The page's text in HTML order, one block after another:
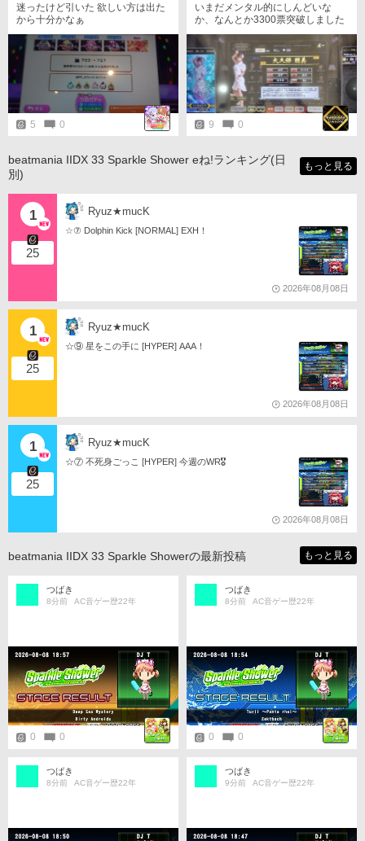
迷ったけど引いた 欲しい方は出た
から十分かなぁ
5 0
いまだメンタル的にしんどいな
か、なんとか3300票突破しました
🥰✨🀄
9 0
beatmania IIDX 33 Sparkle Shower eね!ランキング(日
別)
もっと見る
1
25
Ryuz★mucK
☆⑦ Dolphin Kick [NORMAL] EXH！
2026年08月08日
1
25
Ryuz★mucK
☆⑨ 星をこの手に [HYPER] AAA！
2026年08月08日
1
25
Ryuz★mucK
☆⑦ 不死身ごっこ [HYPER] 今週のWR🎖️
2026年08月08日
beatmania IIDX 33 Sparkle Showerの最新投稿 もっと見る
つばき
8分前 AC音ゲー歴22年
0 0
つばき
8分前 AC音ゲー歴22年
0 0
つばき
8分前 AC音ゲー歴22年
つばき
9分前 AC音ゲー歴22年